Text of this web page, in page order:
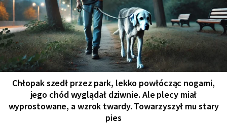
Chłopak szedł przez park, lekko powłócząc nogami,
jego chód wyglądał dziwnie. Ale plecy miał
wyprostowane, a wzrok twardy. Towarzyszył mu stary
pies